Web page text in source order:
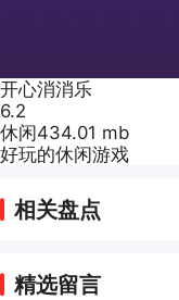
开心消消乐
6.2
休闲434.01 mb
好玩的休闲游戏
相关盘点
精选留言